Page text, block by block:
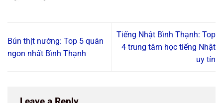
Bún thịt nướng: Top 5 quán
ngon nhất Bình Thạnh
Tiếng Nhật Bình Thạnh: Top
4 trung tâm học tiếng Nhật
uy tín